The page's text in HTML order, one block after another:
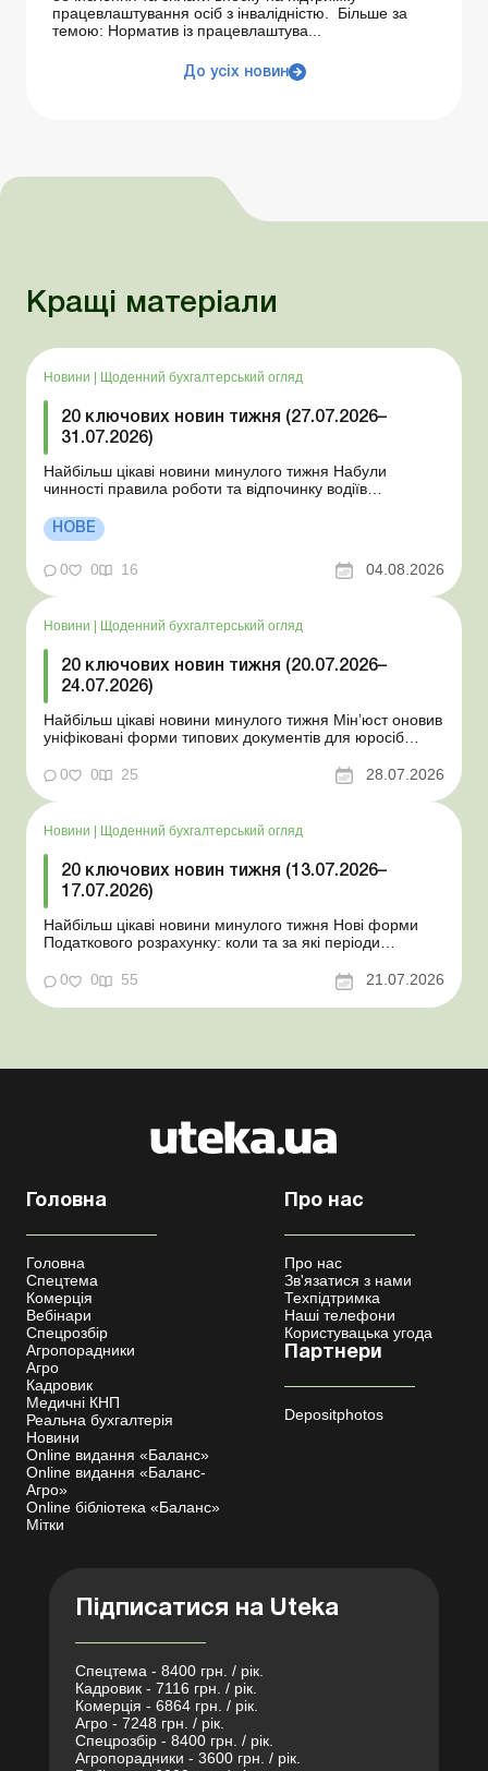
працевлаштування осіб з інвалідністю. Більше за
темою: Норматив із працевлаштува...
До усіх новин
Кращі матеріали
Новини | Щоденний бухгалтерський огляд
20 ключових новин тижня (27.07.2026–
31.07.2026)
Найбільш цікаві новини минулого тижня Набули
чинності правила роботи та відпочинку водіїв
стан Для сільгосппідприємств і ФОП запроваджено нові
одноразові статистичні форми З 2 серпня змінюється
порядок зарахування окремих періодів роботи до стр...
НОВЕ
0 0 16 04.08.2026
Новини Щоденний бухгалтерський огляд
20 ключових новин тижня (20.07.2026–
24.07.2026)
Найбільш цікаві новини минулого тижня Мін’юст оновив
уніфіковані форми типових документів для юросіб
координаційного центру з організації бронювання У
працівника виявлено статус «у розшуку»: що потрібно
0 0 25 28.07.2026
Новини Щоденний бухгалтерський огляд
20 ключових новин тижня (13.07.2026–
17.07.2026)
Найбільш цікаві новини минулого тижня Нові форми
Податкового розрахунку: коли та за які періоди
відстрочки від призову під час мобілізації удосконалено
Кабмін утворив Координаційний центр з організації
бронювання військовозобов’язаних Верховна ...
0 0 55 21.07.2026
Головна
Головна
Спецтема
Комерція
Вебінари
Спецрозбір
Агропорадники
Агро
Кадровик
Медичні КНП
Реальна бухгалтерія
Новини
Online видання «Баланс»
Online видання «Баланс-
Агро»
Online бібліотека «Баланс»
Мітки
Про нас
Про нас
Зв'язатися з нами
Техпідтримка
Наші телефони
Користувацька угода
Партнери
Depositphotos
Підписатися на Uteka
Спецтема - 8400 грн. / рік.
Кадровик - 7116 грн. / рік.
Комерція - 6864 грн. / рік.
Агро - 7248 грн. / рік.
Спецрозбір - 8400 грн. / рік.
Агропорадники - 3600 грн. / рік.